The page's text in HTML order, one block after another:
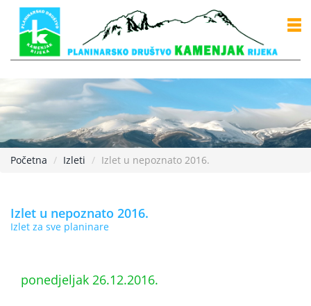
Početna Izleti Izlet u nepoznato 2016.
Izlet u nepoznato 2016.
Izlet za sve planinare
ponedjeljak 26.12.2016.